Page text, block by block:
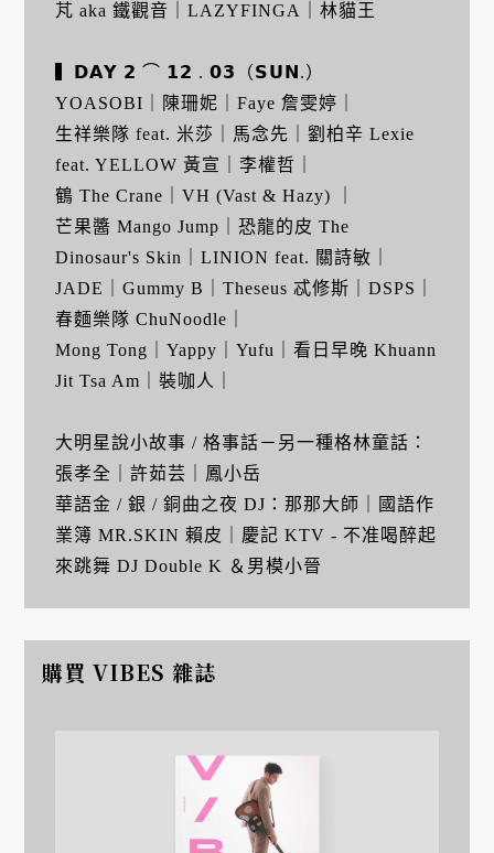
芃 aka 鐵觀音｜LAZYFINGA｜林貓王󠀠󠀠󠀠󠀠󠀠󠀠
▍𝗗𝗔𝗬 𝟮 ⌒ 𝟭𝟮 . 𝟬𝟯（𝗦𝗨𝗡.）
YOASOBI｜陳珊妮｜Faye 詹雯婷｜
生祥樂隊 feat. 米莎｜馬念先｜劉柏辛 Lexie
feat. YELLOW 黃宣｜李權哲｜
鶴 The Crane｜VH (Vast & Hazy) ｜
芒果醬 Mango Jump｜恐龍的皮 The
Dinosaur's Skin｜LINION feat. 關詩敏｜
JADE｜Gummy B｜Theseus 忒修斯｜DSPS｜
春麵樂隊 ChuNoodle｜
Mong Tong｜Yappy｜Yufu｜看日早晚 Khuann
Jit Tsa Am｜裝咖人｜󠀠󠀠󠀠
大明星說小故事 / 格事話－另一種格林童話：
張孝全｜許茹芸｜鳳小岳
華語金 / 銀 / 銅曲之夜 DJ：那那大師｜國語作
業簿 MR.SKIN 賴皮｜慶記 KTV - 不准喝醉起
來跳舞 DJ Double K ＆男模小晉
購買 VIBES 雜誌